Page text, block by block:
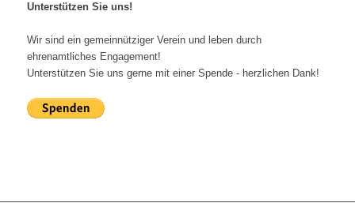
Unterstützen Sie uns!
Wir sind ein gemeinnütziger Verein und leben durch
ehrenamtliches Engagement!
Unterstützen Sie uns gerne mit einer Spende - herzlichen Dank!